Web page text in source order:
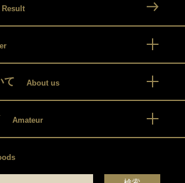
Result
て About us
Amateur